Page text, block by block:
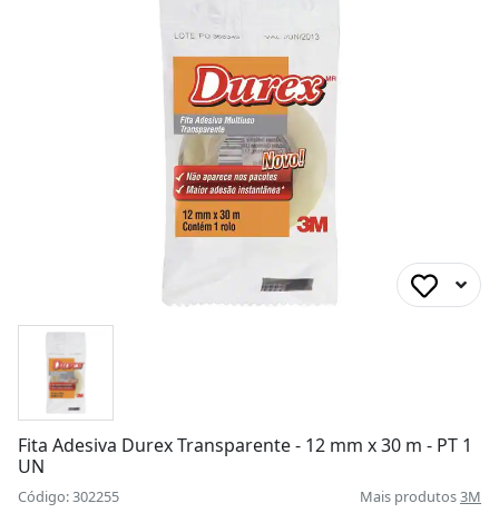
Fita Adesiva Durex Transparente - 12 mm x 30 m - PT 1
UN
Código: 302255 Mais produtos3M